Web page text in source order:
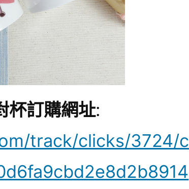
杯訂購網址:
track/clicks/3724/c